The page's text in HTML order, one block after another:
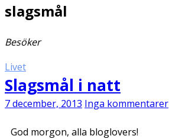
slagsmål
Besöker
Livet
Slagsmål i natt
7 december, 2013 Inga kommentarer
God morgon, alla bloglovers!